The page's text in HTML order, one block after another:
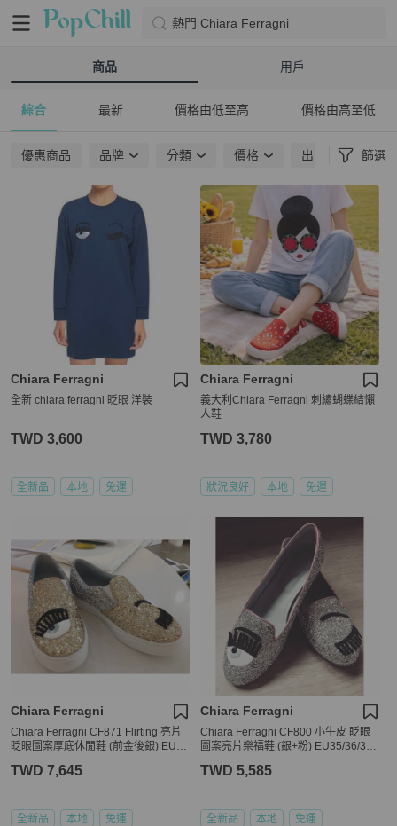
熱門 Chiara Ferragni
商品 用戶
綜合 最新 價格由低至高 價格由高至低
優惠商品 品牌 分類 價格 出貨地點 篩選
Chiara Ferragni
全新 chiara ferragni 眨眼 洋裝
TWD 3,600
全新品 本地 免運
Chiara Ferragni
義大利Chiara Ferragni 刺繡蝴蝶結懶
人鞋
TWD 3,780
狀況良好 本地 免運
Chiara Ferragni
Chiara Ferragni CF871 Flirting 亮片
眨眼圖案厚底休閒鞋 (前金後銀) EU3
TWD 7,645
全新品 本地 免運
Chiara Ferragni
Chiara Ferragni CF800 小牛皮 眨眼
圖案亮片樂福鞋 (銀+粉) EU35/36/37/
TWD 5,585
全新品 本地 免運